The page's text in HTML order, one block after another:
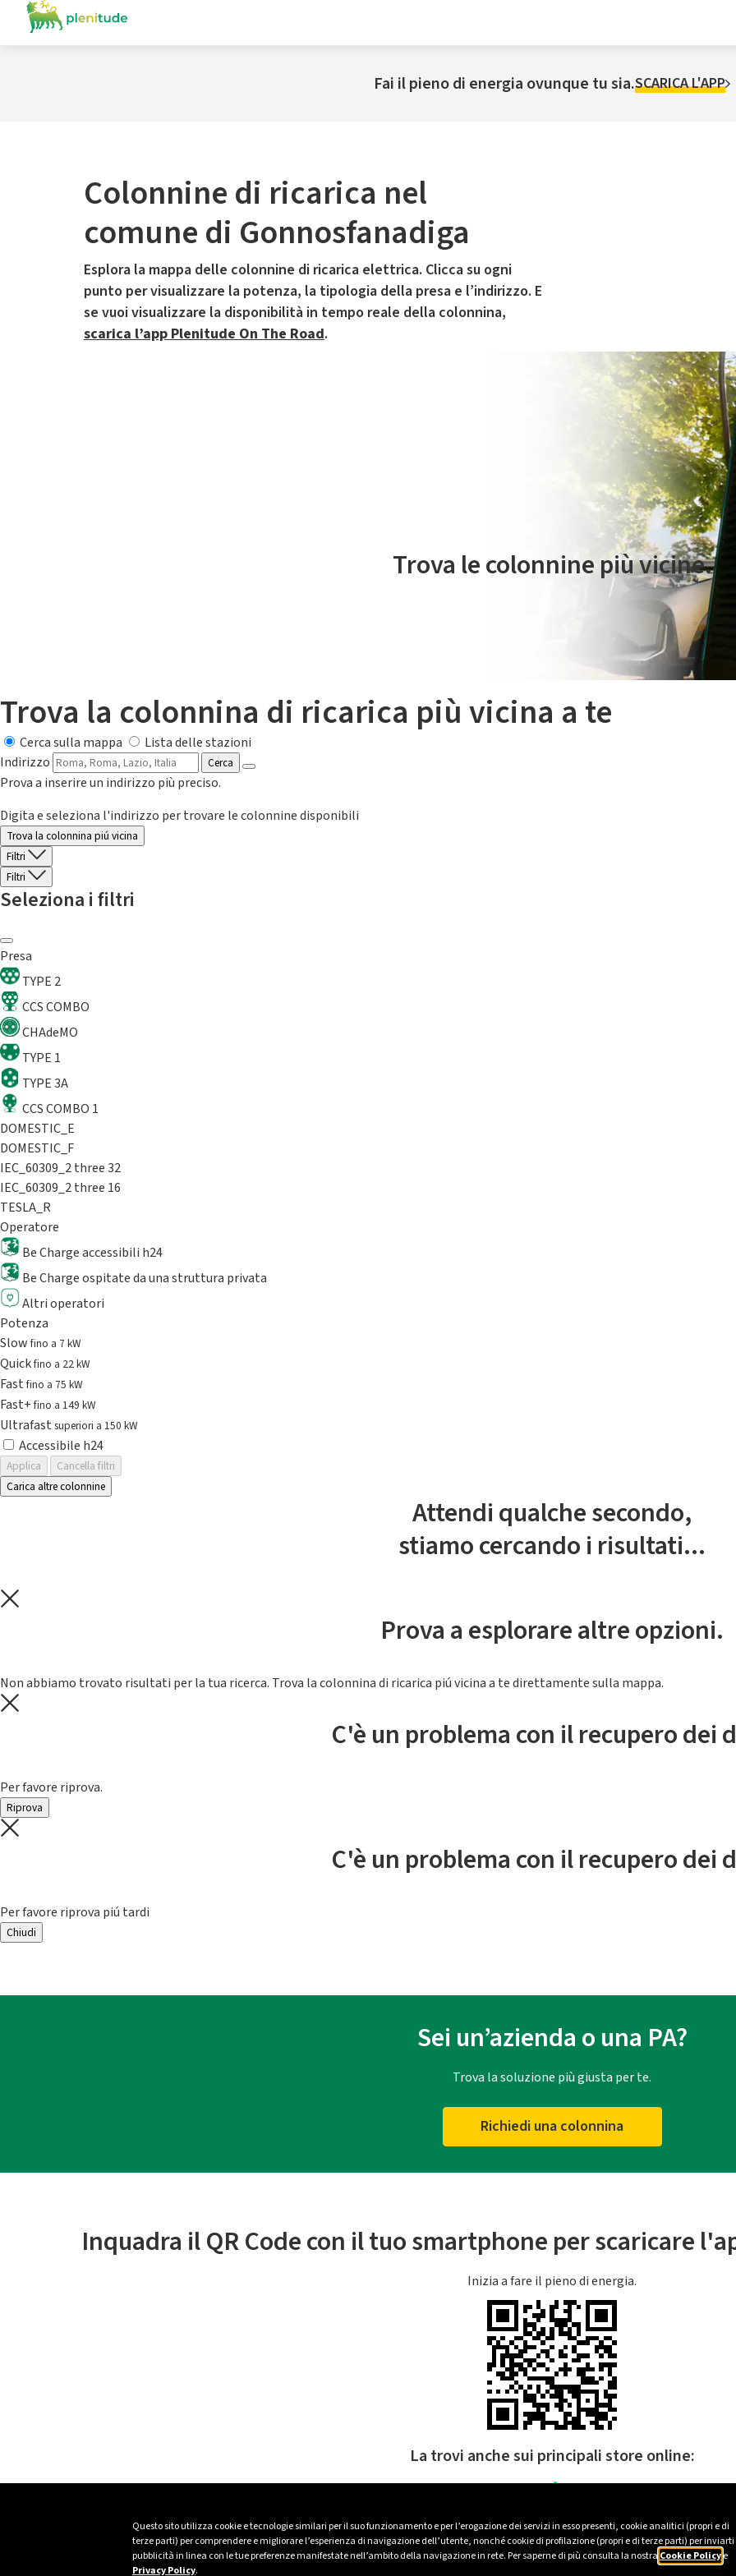
Questo sito utilizza cookie e tecnologie similari per il suo funzionamento e per l’erogazione dei servizi in esso presenti, cookie analitici (propri e di
terze parti) per comprendere e migliorare l’esperienza di navigazione dell’utente, nonché cookie di profilazione (propri e di terze parti) per inviarti
pubblicità in linea con le tue preferenze manifestate nell’ambito della navigazione in rete. Per saperne di più consulta la nostra Cookie Policye
Privacy Policy.
Fai il pieno di energia ovunque tu sia.SCARICA L'APP
Colonnine di ricarica nel
comune di Gonnosfanadiga
Esplora la mappa delle colonnine di ricarica elettrica. Clicca su ogni
punto per visualizzare la potenza, la tipologia della presa e l’indirizzo. E
se vuoi visualizzare la disponibilità in tempo reale della colonnina,
scarica l’app Plenitude On The Road.
Il servizio di mobilità elettrica è gestito da Plenitude On The Road
Trova le colonnine più vicine.
Trova la colonnina di ricarica più vicina a te
Cerca sulla mappa
Lista delle stazioni
Indirizzo
Cerca
Prova a inserire un indirizzo più preciso.
Digita e seleziona l'indirizzo per trovare le colonnine disponibili
Trova la colonnina piú vicina
Filtri
Filtri
Seleziona i filtri
Presa
TYPE 2
CCS COMBO
CHAdeMO
TYPE 1
TYPE 3A
CCS COMBO 1
DOMESTIC_E
DOMESTIC_F
IEC_60309_2 three 32
IEC_60309_2 three 16
TESLA_R
Operatore
Be Charge accessibili h24
Be Charge ospitate da una struttura privata
Altri operatori
Potenza
Slowfino a 7 kW
Quickfino a 22 kW
Fastfino a 75 kW
Fast+fino a 149 kW
Ultrafast superiori a 150 kW
Accessibile h24
Applica
Cancella filtri
Carica altre colonnine
Attendi qualche secondo,
stiamo cercando i risultati...
Prova a esplorare altre opzioni.
Non abbiamo trovato risultati per la tua ricerca. Trova la colonnina di ricarica piú vicina a te direttamente sulla mappa.
C'è un problema con il recupero dei
Per favore riprova.
Riprova
C'è un problema con il recupero dei
Per favore riprova piú tardi
Chiudi
Sei un’azienda o una PA?
Trova la soluzione più giusta per te.
Richiedi una colonnina
Inquadra il QR Code con il tuo smartphone per scaricare
Inizia a fare il pieno di energia.
La trovi anche sui principali store online: